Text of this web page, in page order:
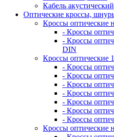
Кабель акустический
Оптические кроссы,
Кроссы оптические
- Кроссы
- Кроссы
DIN
Кроссы оптические
- Кроссы
- Кроссы
- Кроссы
- Кроссы
- Кроссы
- Кроссы
- Кроссы
Кроссы оптические